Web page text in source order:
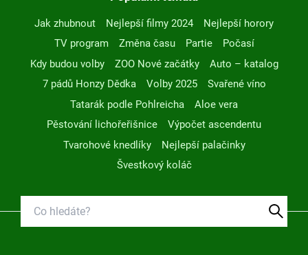
Jak zhubnout Nejlepší filmy 2024
Nejlepší horory
TV program
Změna času Partie
Počasí
Kdy budou volby
ZOO Nové začátky
Auto – katalog
7 pádů Honzy Dědka
Volby 2025
Svařené víno
Tatarák podle Pohlreicha
Aloe vera
Pěstování lichořeřišnice
Výpočet ascendentu
Tvarohové knedlíky
Nejlepší palačinky
Švestkový koláč